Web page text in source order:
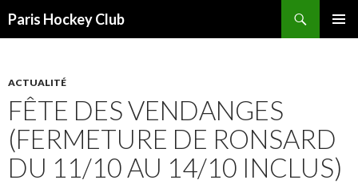
Paris Hockey Club
ACTUALITÉ
FÊTE DES VENDANGES
(FERMETURE DE RONSARD
DU 11/10 AU 14/10 INCLUS)